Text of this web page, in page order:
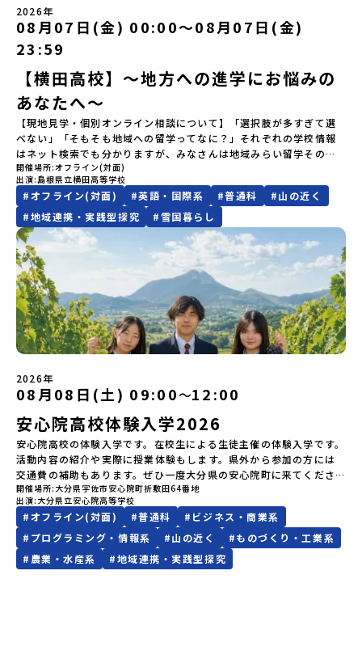
ンを掲げ、2017年3月に島根県に設立した教育事業団体です。日本
全国約200の高校と連携しながら、中学卒業後に地域の枠を越えて生
徒一人ひとりの夢や価値観に合った地域・学校で1〜3年間過ごすこ
とができるシステム「地域みらい留学」をはじめとした、教育事業
や地域活性モデルをつくり続けています。名 称：一般財団法人地
域・教育魅力化プラットフォーム設 立：2017年3月代表者：岩本
悠所在地：〒690-0842 島根県松江市東本町二丁目25-6 みらい
BASE2階公式HP：http://c-platform.or.jp/お問い合わせ先担
当：小川・小原E-mail：info@miratabi.jp「おためし地域留学体
験」のプログラム開催情報を公式LINEにて配信中！ぜひご登録くだ
さい♪地域みらい留学公式LINE
す。2泊3日のプログラムの中身をお伝えします。日時：6月10日(水)
19：00〜20：00内容：どんなところ？プログラム詳細解説、質疑
応答紹介地域：鹿児島県出水市・出水工業高校/北海道標津町/岩手
県八幡平市/愛媛県鬼北町＊4つの地域のプログラムを1時間でぎゅっ
とお届けします。お申し込み：https://c-
mirai.jp/events/064069お気軽にどうぞ！「はじめての一人旅だ
けど大丈夫？」「どんな体験ができるの？」そんな保護者様の不安
や、中学生のみなさんの素朴な疑問にスタッフが直接お答えしま
す。チャットでの質問も可能ですので、ぜひご自宅からリラックス
してご参加ください。▼お申し込み前に必ずご確認ください・参加
規約への同意プログラムへの参加申し込みいただく前に、「お申し
込みに関する各規約」への同意が必須となります。ご確認くださ
い。・抽選による参加者決定についてお申込みいただいた方の中か
ら抽選の上、締め切り日から1週間を目途に、お申し込み時に記入い
ただいたメールアドレス宛に「当選／落選メール」をお送りいたし
ます。当選者は、メールに記載された「当選確認フォーム」に３日
以内に回答いただき、確認フォームの提出をもって参加確定とさせ
ていただきます。当選確認フォームの期日までにご回答いただけな
い場合は、当選を取り消しとさせていただきます。当選取り消しが
あった場合は、繰り上げ当選者へご連絡させていただきます。登録
メールアドレスの変更をご希望の場合は下記の地域みらい留学公式
LINEよりご連絡をお願いします。※受信制限設定をしていると、通
知メールをお受け取りいただけません。その場合は、
します。※結果に関する個別のお問合せにはお答えしておりません
ので、ご了承ください。・お申し込みについてお申込はお一人様1回
限りです。PC・スマートフォンからお申込ください。申込後の内容
変更はできません。お申込時は、メールアドレスの入力間違いにご
注意ください。・宿泊について１室に複数(同性2～4名程度)で宿泊
いただく予定です。・食事アレルギー対応について個別の詳細なア
レルギー対応希望にはお応えしかねる場合がございます。対応が必
要な場合は必ず事前にご相談ください。・参加取消や急遽参加でき
なくなった場合について参加決定後の参加お取り消しはご遠慮下さ
い。やむを得ないお取り消しの場合はお早めに事務局までご連絡く
ださい。・キャンセルポリシーやむを得ない参加お取り消しの場
合、以下のルールに沿って対応させていただきます。ご了承くださ
い。プログラム開催日の前日＜8月2日＞から、【キャンセルのご連
年生【宿泊先】民宿 船長の家※1室に複数(同性2～4名程度)で宿泊
いただく予定です。【旅行代金】無料※旅行代金に含まれる費用の
うち、以下の内容が無料となります：・宿泊費（2泊分）・プログラ
ム内のアクティビティ・体験費用・一部の食事代*以下の費用は参加
者のご負担となります・集合場所までの往復交通費・お土産代や自
由時間の個人飲食費などの個人的費用【募集人数】最大10名（お申
し込み多数の場合は抽選の上決定）【参加者決定】お申し込み多数
の場合は、締め切り後1週間を目途に当落結果をご連絡いたします。
【申し込み受付期間】6月8日(月)12：00 から 6月22日(月) 12：00
まで疑問も不安もワクワクに変える！「おためし地域留学」ステッ
プアップ説明会プログラムの内容を詳しく知りたい方や、お申し込
みを迷われている方向けにZoomでのオンライン配信を行います。
知りたい情報のレベルに合わせて、以下の2つのステップをご活用く
ださい。【STEP 1】全体オンライン説明会（アーカイブ動画を公開
中！）〜まずは「おためし地域留学」を知りたい方へ〜日本全国20
以上の地域から選んで参加できる「おためし地域留学」の全体像や
魅力について、説明会を開催しました。中学生一人での参加にあた
り、保護者様が特に気になる「安全面」や「事務局のサポート体
制」についても詳しく解説しています。ぜひ、ご自宅からお気軽に
ご視聴ください。🎬 [アーカイブ動画を視聴する]YouTube：
https://youtu.be/Yt8nd04aNgA?si=e5erbspvwz5O8_uF
【STEP 2】プログラム説明会〜「標津町」の内容をもっと知りした
い方へ〜全体説明を聞いたうえで、「プログラムで何をするの？」
日のプログラムの中身をお伝えします。日時：6月10日(水) 19：
00〜20：00内容：どんなところ？プログラム詳細解説、質疑応答紹
平市/愛媛県鬼北町＊4つの地域のプログラムを1時間でぎゅっとお届
けします。お申し込み：https://c-mirai.jp/events/064069お気
軽にどうぞ！「はじめての一人旅だけど大丈夫？」「どんな体験が
できるの？」そんな保護者様の不安や、中学生のみなさんの素朴な
疑問にスタッフが直接お答えします。チャットでの質問も可能です
ので、ぜひご自宅からリラックスしてご参加ください。▼お申し込
み前に必ずご確認ください・参加規約への同意プログラムへの参加
申し込みいただく前に、「お申し込みに関する各規約」への同意が
必須となります。ご確認ください。・抽選による参加者決定につい
てお申込みいただいた方の中から抽選の上、締め切り日から1週間を
2026年
08月07日(金) 00:00〜08月07日(金)
23:59
【横田高校】～地方への進学にお悩みの
あなたへ～
【現地見学・個別オンライン相談について】「選択肢が多すぎて選
べない」「そもそも地域への留学ってなに？」それぞれの学校情報
はネット検索でも分かりますが、みなさんは地域みらい留学そのも
のをイメージできていますか？地域みらい留学がスタートする前か
ら県外生を積極的に受け入れてきた横田高校。本校では、これまで
100名以上（毎年10名程度）の「みらい留学生」を受け入れてきま
した。そんな全国トップクラスの受け入れ実績校へ気軽に「今の気
持ち」を話してみませんか？横田高校は、（本校への進学希望でな
くても）みなさんの地域みらい留学をサポートします！～個別相談
の流れ～①「横田高校に相談」←こちらをクリック②質問事項をチ
ェックして送信！③横田高校から返信メール（質問回答）が届く。
④日程を相談のうえ、オンライン相談や現地見学を実施。※本校へ
の進学希望者ではなくても、「県外進学」「寮生活」などの情報提
供も可能です。情報収集の一環としてご活用ください！
開催場所 オフライン(対面)
出演 島根県立横田高等学校
#オフライン(対面) #英語・国際系 #普通科 #山の近く
#地域連携・実践型探究 #雪国暮らし
2026年
08月08日(土) 09:00〜12:00
安心院高校体験入学2026
安心院高校の体験入学です。在校生による生徒主催の体験入学です。
活動内容の紹介や実際に授業体験もします。県外から参加の方には
交通費の補助もあります。ぜひ一度大分県の安心院町に来てくださ
い！！
開催場所 大分県宇佐市安心院町折敷田64番地
出演 大分県立安心院高等学校
#オフライン(対面) #普通科 # ビジネス・商業系
# プログラミング・情報系 #山の近く #ものづくり・工業系
# 農業・水産系 #地域連携・実践型探究